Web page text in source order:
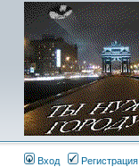
Вход Регистрация